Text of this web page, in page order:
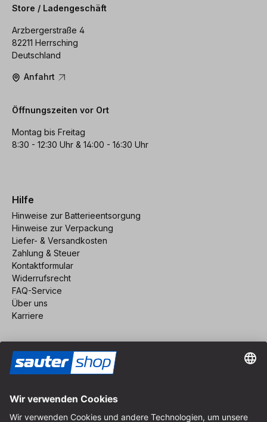
Store / Ladengeschäft
Arzbergerstraße 4
82211 Herrsching
Deutschland
Anfahrt
Öffnungszeiten vor Ort
Montag bis Freitag
8:30 - 12:30 Uhr & 14:00 - 16:30 Uhr
Hilfe
Hinweise zur Batterieentsorgung
Hinweise zur Verpackung
Liefer- & Versandkosten
Zahlung & Steuer
Kontaktformular
Widerrufsrecht
FAQ-Service
Über uns
Karriere